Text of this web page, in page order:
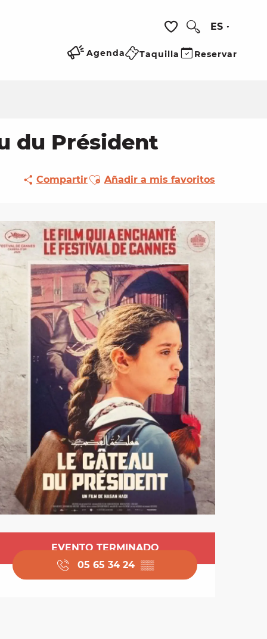
Voir les favoris
ES
Agenda Taquilla Reservar
du Président
CompartirAjouter aux favoris
Añadir a mis favoritos
Horarios y datos de
EVENTO TERMINADO
05 65 34 24 ▒▒